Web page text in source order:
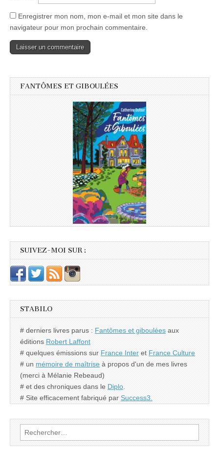
Enregistrer mon nom, mon e-mail et mon site dans le
navigateur pour mon prochain commentaire.
FANTÔMES ET GIBOULÉES
SUIVEZ-MOI SUR :
STABILO
# derniers livres parus : Fantômes et giboulées aux
éditions Robert Laffont
# quelques émissions sur France Inter et France Culture
# un mémoire de maîtrise à propos d'un de mes livres
(merci à Mélanie Rebeaud)
# et des chroniques dans le Diplo
# Site efficacement fabriqué par Success3.
Rechercher :